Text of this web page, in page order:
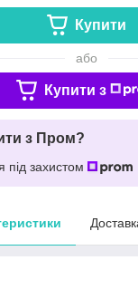
Купити
або
Купити з
з Пром?
під захистом